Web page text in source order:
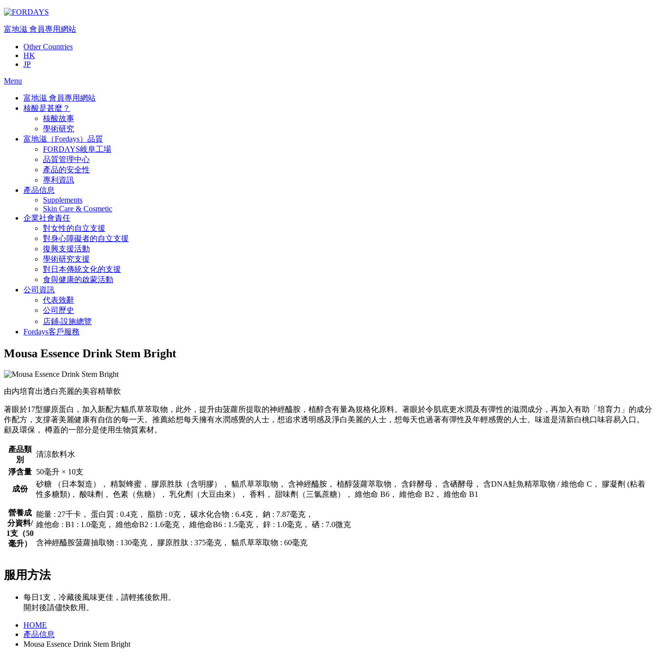
Skip
content
富地滋 會員專用網站
Other Countries
HK
JP
Menu
富地滋 會員專用網站
核酸是甚麼？
核酸故事
學術研究
富地滋（Fordays）品質
FORDAYS岐阜工場
品質管理中心
產品的安全性
專利資訊
產品信息
Supplements
Skin Care & Cosmetic
企業社會責任
對女性的自立支援
對身心障礙者的自立支援
復興支援活動
學術研究支援
對日本傳統文化的支援
食與健康的啟蒙活動
公司資訊
代表致辭
公司歷史
店鋪‧設施總覽
Fordays客戶服務
Mousa Essence Drink Stem Bright
由内培育出透白亮麗的美容精華飲
著眼於17型膠原蛋白，加入新配方貓爪草萃取物，此外，提升由菠蘿所提取的神經醯胺，植醇含有量為規格化原料。著眼於令肌底更水潤及有彈性的滋潤成分，再加入有助「培育力」的成分
作配方，支撐著美麗健康有自信的每一天。推薦給想每天擁有水潤感覺的人士，想追求透明感及淨白美麗的人士，想每天也過著有彈性及年輕感覺的人士。味道是清新白桃口味容易入口。
顧及環保， 樽蓋的一部分是使用生物質素材。
產品類
別
清涼飲料水
淨含量 50毫升 × 10支
成份
砂糖 （日本製造）， 精製蜂蜜， 膠原胜肽（含明膠）， 貓爪草萃取物， 含神經醯胺， 植醇菠蘿萃取物， 含鋅酵母， 含硒酵母， 含DNA鮭魚精萃取物 / 維他命 C， 膠凝劑 (粘着
性多糖類)， 酸味劑， 色素（焦糖）， 乳化劑（大豆由來）， 香料， 甜味劑（三氯蔗糖）， 維他命 B6 ， 維他命 B2 ， 維他命 B1
營養成
分資料/
1支（50
毫升）
能量 : 27千卡， 蛋白質 : 0.4克， 脂肪 : 0克， 碳水化合物 : 6.4克， 鈉 : 7.87毫克，
維他命 : B1 : 1.0毫克， 維他命B2 : 1.6毫克， 維他命B6 : 1.5毫克， 鋅 : 1.0毫克， 硒 : 7.0微克
含神經醯胺菠蘿抽取物 : 130毫克， 膠原胜肽 : 375毫克， 貓爪草萃取物 : 60毫克
服用方法
每日1支，冷藏後風味更佳，請輕搖後飲用。
開封後請儘快飲用。
HOME
產品信息
Mousa Essence Drink Stem Bright